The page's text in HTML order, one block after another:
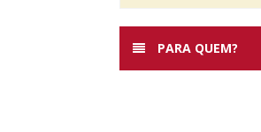
PARA QUEM?